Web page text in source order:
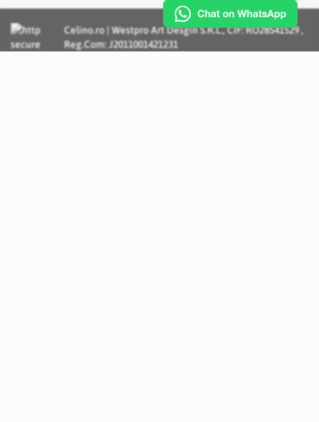
Celino.ro | Westpro Art Desgin S.R.L., CIF: RO28541529 ,
Reg.Com: J2011001421231